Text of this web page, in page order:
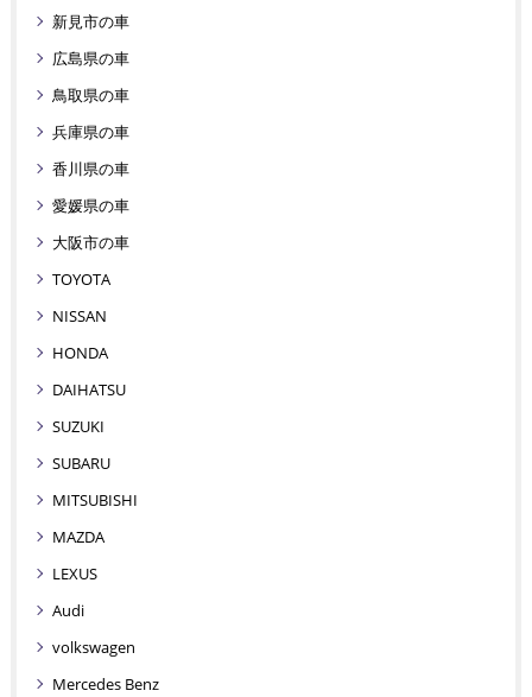
新見市の車
広島県の車
鳥取県の車
兵庫県の車
香川県の車
愛媛県の車
大阪市の車
TOYOTA
NISSAN
HONDA
DAIHATSU
SUZUKI
SUBARU
MITSUBISHI
MAZDA
LEXUS
Audi
volkswagen
Mercedes Benz